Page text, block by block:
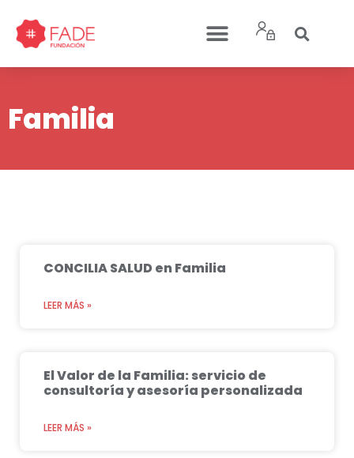
Familia
CONCILIA SALUD en Familia
LEER MÁS »
El Valor de la Familia: servicio de
consultoría y asesoría personalizada
LEER MÁS »